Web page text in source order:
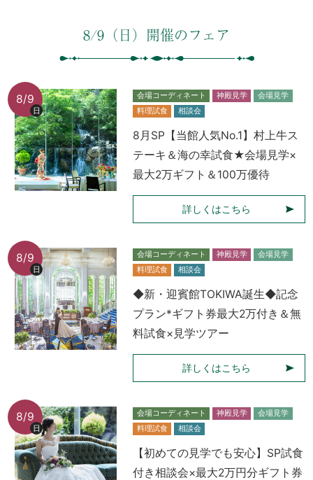
8/9（日）開催のフェア
8/9
日
会場コーディネート 神殿見学
会場見学
料理試食
相談会
8月SP【当館人気No.1】村上牛ス
テーキ＆海の幸試食★会場見学×
最大2万ギフト＆100万優待
詳しくはこちら
8/9
日
会場コーディネート 神殿見学
会場見学
料理試食
相談会
◆新・迎賓館TOKIWA誕生◆記念
プラン*ギフト券最大2万付き＆無
料試食×見学ツアー
詳しくはこちら
8/9
日
会場コーディネート 神殿見学
会場見学
料理試食
相談会
【初めての見学でも安心】SP試食
付き相談会×最大2万円分ギフト券